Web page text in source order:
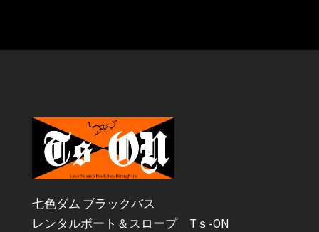
七色ダム ブラックバス
レンタルボート＆スロープ Tｓ-ON